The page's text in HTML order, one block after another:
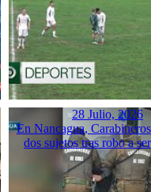
28 Julio, 2026
En Nancagua,
dos sujetos tras robo a